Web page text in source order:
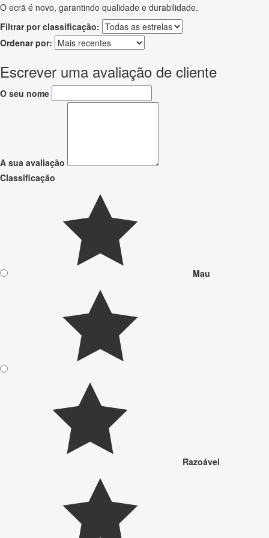
O ecrã é novo, garantindo qualidade e durabilidade.
Filtrar por classificação:
Ordenar por:
Escrever uma avaliação de cliente
O seu nome
A sua avaliação
Classificação
Mau
Razoável